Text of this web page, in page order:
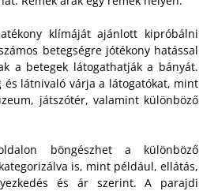
klímáját ajánlott kipróbálni
betegségre jótékony hatással
a betegek látogathatják a bányát.
és látnivaló várja a látogatókat, mint
játszótér, valamint különböző
böngészhet a különböző
is, mint például, ellátás,
és ár szerint. A parajdi